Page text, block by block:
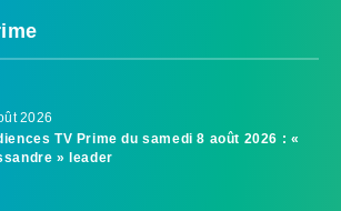
2026
TV Prime du samedi 8 août 2026 : «
» leader